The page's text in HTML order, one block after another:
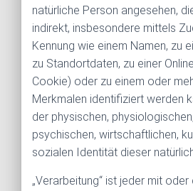
natürliche Person angesehen,
indirekt, insbesondere mittels
Kennung wie einem Namen, zu
zu Standortdaten, zu einer
Cookie) oder zu einem oder
Merkmalen identifiziert werden
der physischen,
psychischen, wirtschaftlichen,
sozialen Identität dieser
„Verarbeitung“ ist jeder mit oder